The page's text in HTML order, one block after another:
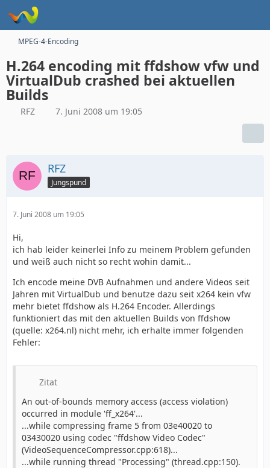
MPEG-4-Encoding
H.264 encoding mit ffdshow vfw und
VirtualDub crashed bei aktuellen
Builds
RFZ 7. Juni 2008 um 19:05
RFZ
Jungspund
7. Juni 2008 um 19:05
Hi,
ich hab leider keinerlei Info zu meinem Problem gefunden
und weiß auch nicht so recht wohin damit...
Ich encode meine DVB Aufnahmen und andere Videos seit
Jahren mit VirtualDub und benutze dazu seit x264 kein vfw
mehr bietet ffdshow als H.264 Encoder. Allerdings
funktioniert das mit den aktuellen Builds von ffdshow
(quelle: x264.nl) nicht mehr, ich erhalte immer folgenden
Fehler:
Zitat
An out-of-bounds memory access (access violation)
occurred in module 'ff_x264'...
...while compressing frame 5 from 03e40020 to
03430020 using codec "ffdshow Video Codec"
(VideoSequenceCompressor.cpp:618)...
...while running thread "Processing" (thread.cpp:150).